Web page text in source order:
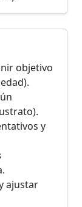
objetivo
y
ajustar